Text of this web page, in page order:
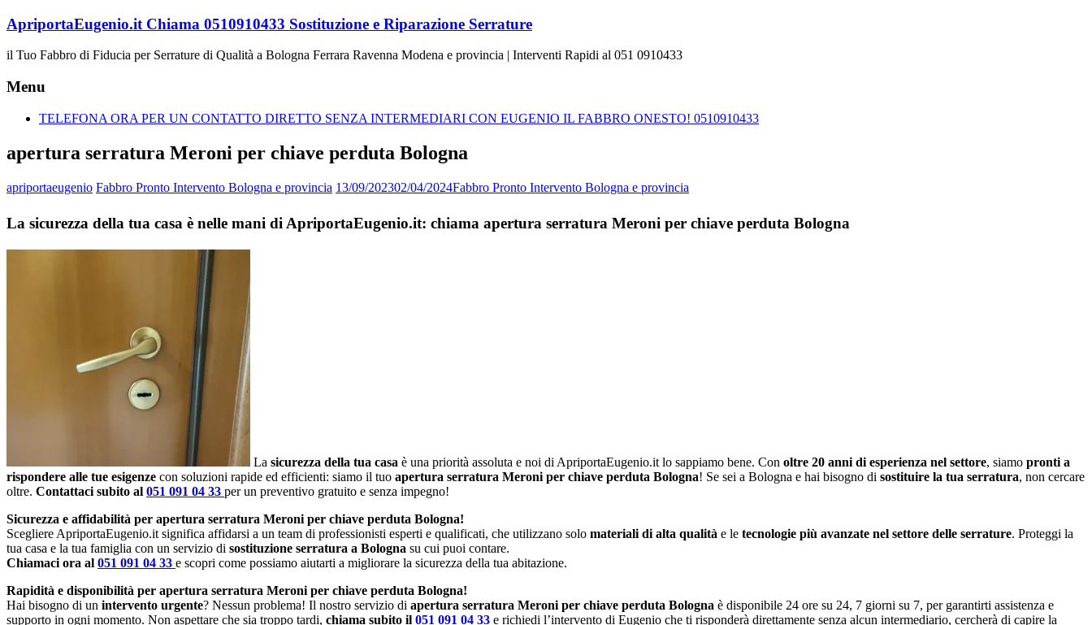
Vai
contenuto
ApriportaEugenio.it Chiama 0510910433 Sostituzione e Riparazione Serrature
il Tuo Fabbro di Fiducia per Serrature di Qualità a Bologna Ferrara Ravenna Modena e provincia | Interventi Rapidi al 051 0910433
Menu
TELEFONA ORA PER UN CONTATTO DIRETTO SENZA INTERMEDIARI CON EUGENIO IL FABBRO ONESTO! 0510910433
apertura serratura Meroni per chiave perduta Bologna
apriportaeugenio Fabbro Pronto Intervento Bologna e provincia 13/09/202302/04/2024Fabbro Pronto Intervento Bologna e provincia
La sicurezza della tua casa è nelle mani di ApriportaEugenio.it: chiama apertura serratura Meroni per chiave perduta Bologna
La sicurezza della tua casa è una priorità assoluta e noi di ApriportaEugenio.it lo sappiamo bene. Con oltre 20 anni di esperienza nel settore, siamo pronti a
rispondere alle tue esigenze con soluzioni rapide ed efficienti: siamo il tuo apertura serratura Meroni per chiave perduta Bologna! Se sei a Bologna e hai bisogno di sostituire la tua serratura, non cercare
oltre. Contattaci subito al 051 091 04 33 per un preventivo gratuito e senza impegno!
Sicurezza e affidabilità per apertura serratura Meroni per chiave perduta Bologna!
Scegliere ApriportaEugenio.it significa affidarsi a un team di professionisti esperti e qualificati, che utilizzano solo materiali di alta qualità e le tecnologie più avanzate nel settore delle serrature. Proteggi la
tua casa e la tua famiglia con un servizio di sostituzione serratura a Bologna su cui puoi contare.
Chiamaci ora al 051 091 04 33 e scopri come possiamo aiutarti a migliorare la sicurezza della tua abitazione.
Rapidità e disponibilità per apertura serratura Meroni per chiave perduta Bologna!
Hai bisogno di un intervento urgente? Nessun problema! Il nostro servizio di apertura serratura Meroni per chiave perduta Bologna è disponibile 24 ore su 24, 7 giorni su 7, per garantirti assistenza e
supporto in ogni momento. Non aspettare che sia troppo tardi, chiama subito il 051 091 04 33 e richiedi l’intervento di Eugenio che ti risponderà direttamente senza alcun intermediario, cercherà di capire la